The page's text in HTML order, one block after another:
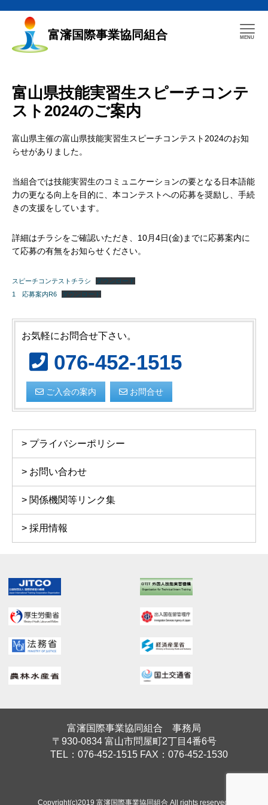
富瀋国際事業協同組合
富山県技能実習生スピーチコンテ
スト2024のご案内
富山県主催の富山県技能実習生スピーチコンテスト2024のお知
らせがありました。
当組合では技能実習生のコミュニケーションの要となる日本語能
力の更なる向上を目的に、本コンテストへの応募を奨励し、手続
きの支援をしています。
詳細はチラシをご確認いただき、10月4日(金)までに応募案内に
て応募の有無をお知らせください。
スピーチコンテストチラシ
ダウンロード
1 応募案内R6
ダウンロード
お気軽にお問合せ下さい。
076-452-1515
ご入会の案内 お問合せ
プライバシーポリシー
お問い合わせ
関係機関等リンク集
採用情報
富瀋国際事業協同組合 事務局
〒930-0834 富山市問屋町2丁目4番6号
TEL：076-452-1515 FAX：076-452-1530
Copyright(c)2019 富瀋国際事業協同組合 All rights reserved.